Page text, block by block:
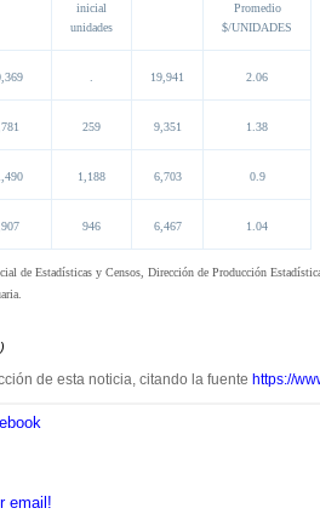
inicial
unidades
Promedio
$/UNIDADES
19,941 2.06
259 9,351 1.38
1,188 6,703 0.9
946 6,467 1.04
de Estadísticas y Censos, Dirección de Producción
de esta noticia, citando la fuente https://
email!